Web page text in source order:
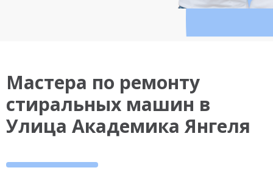
Мастера по ремонту
стиральных машин в
Улица Академика Янгеля